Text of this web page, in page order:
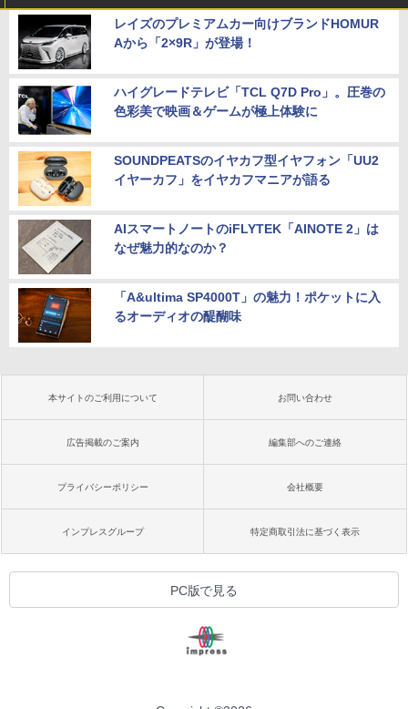
レイズのプレミアムカー向けブランドHOMUR
Aから「2×9R」が登場！
ハイグレードテレビ「TCL Q7D Pro」。圧巻の
色彩美で映画＆ゲームが極上体験に
SOUNDPEATSのイヤカフ型イヤフォン「UU2
イヤーカフ」をイヤカフマニアが語る
AIスマートノートのiFLYTEK「AINOTE 2」は
なぜ魅力的なのか？
「A&ultima SP4000T」の魅力！ポケットに入
るオーディオの醍醐味
本サイトのご利用について お問い合わせ
広告掲載のご案内 編集部へのご連絡
プライバシーポリシー 会社概要
インプレスグループ 特定商取引法に基づく表示
PC版で見る